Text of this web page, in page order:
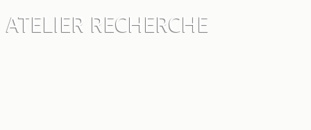
ATELIER RECHERCHE